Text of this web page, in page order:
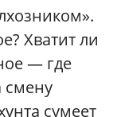
Хватит ли
— где
смену
сумеет